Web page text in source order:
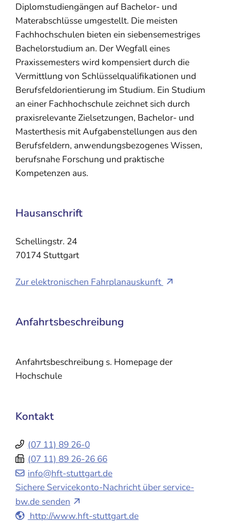
Diplomstudiengängen auf Bachelor- und
Materabschlüsse umgestellt. Die meisten
Fachhochschulen bieten ein siebensemestriges
Bachelorstudium an. Der Wegfall eines
Praxissemesters wird kompensiert durch die
Vermittlung von Schlüsselqualifikationen und
Berufsfeldorientierung im Studium. Ein Studium
an einer Fachhochschule zeichnet sich durch
praxisrelevante Zielsetzungen, Bachelor- und
Masterthesis mit Aufgabenstellungen aus den
Berufsfeldern, anwendungsbezogenes Wissen,
berufsnahe Forschung und praktische
Kompetenzen aus.
Hausanschrift
Schellingstr. 24
70174 Stuttgart
Zur elektronischen Fahrplanauskunft
Anfahrtsbeschreibung
Anfahrtsbeschreibung s. Homepage der
Hochschule
Kontakt
(07 11) 89 26-0
(07 11) 89 26-26 66
info@hft-stuttgart.de
Sichere Servicekonto-Nachricht über service-
bw.de senden
http://www.hft-stuttgart.de